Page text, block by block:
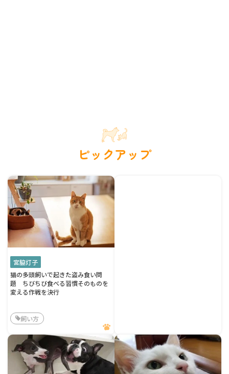
ピックアップ
宮脇灯子
猫の多頭飼いで起きた盗み食い問
題 ちびちび食べる習慣そのものを
変える作戦を決行
飼い方